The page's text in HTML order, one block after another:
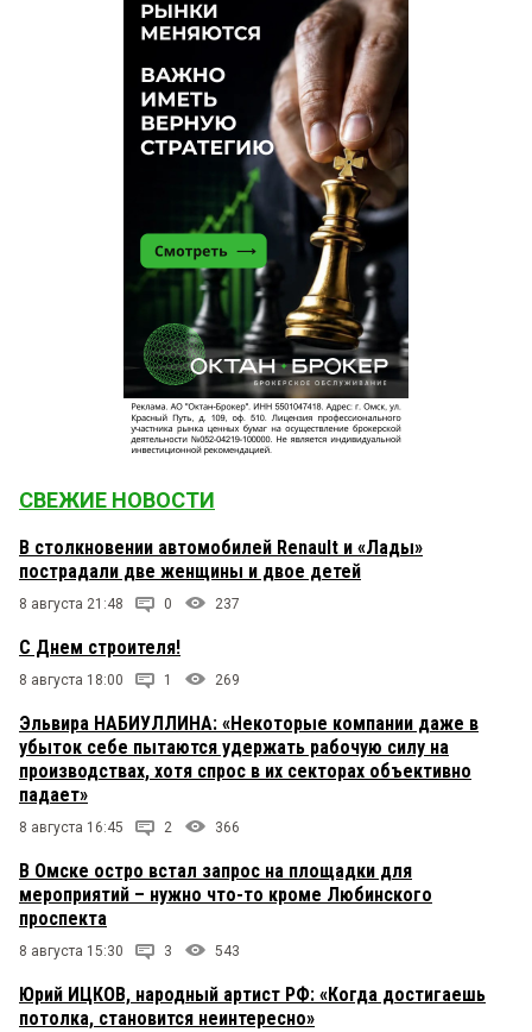
СВЕЖИЕ НОВОСТИ
В столкновении автомобилей Renault и «Лады»
пострадали две женщины и двое детей
8 августа 21:48 0 237
С Днем строителя!
8 августа 18:00 1 269
Эльвира НАБИУЛЛИНА: «Некоторые компании даже в
убыток себе пытаются удержать рабочую силу на
производствах, хотя спрос в их секторах объективно
падает»
8 августа 16:45 2 366
В Омске остро встал запрос на площадки для
мероприятий – нужно что-то кроме Любинского
проспекта
8 августа 15:30 3 543
Юрий ИЦКОВ, народный артист РФ: «Когда достигаешь
потолка, становится неинтересно»